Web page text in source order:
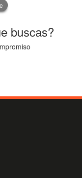
buscas?